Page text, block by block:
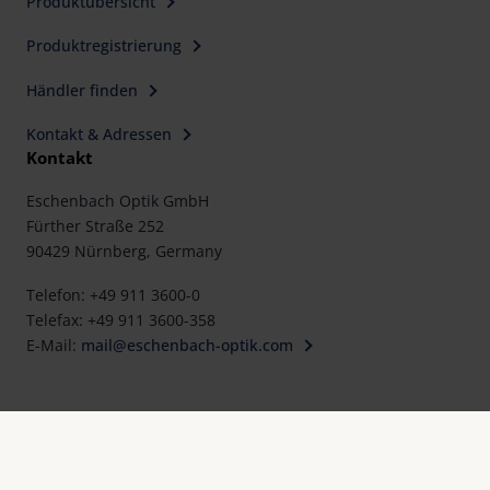
Produktregistrierung
Händler finden
Kontakt & Adressen
Kontakt
Eschenbach Optik GmbH
Fürther Straße 252
90429 Nürnberg, Germany
Telefon: +49 911 3600-0
Telefax: +49 911 3600-358
E-Mail: mail@eschenbach-optik.com